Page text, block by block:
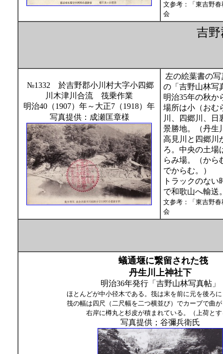
文参考：「東吉野
会
吉
№1332 於吉野郡小川村大字小四郷
川木津川合流 筏乗作業
明治40（1907）年～大正7（1918）年
写真提供：成瀬匡章様
左の絵葉書の
の「吉野山林写
明治35年の秋か
場所は小（おむ
川、四郷川、日
景勝地。（丹生
高見川と四郷川
ろ。中央の土場
らみ場。（か
でからむ。）
トラックのな
で和歌山へ輸送
文参考：「東吉野
会
蟻通堰に繋留された筏
丹生川上神社下
明治36年発行「吉野山林写真帖」
ほとんどが中小径木である。筏は末を前に元を後ろ
筏の幅は四尺（二尺幅を二つ横並び）でカーブで曲
右岸に樽丸と杉皮が積まれている。（上荷と
写真提供；谷彌兵衛氏